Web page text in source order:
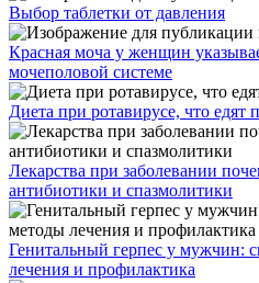
Выбор таблетки от давления
Красная моча у женщин
мочеполовой системе
Диета при ротавирусе, что едят
Лекарства при заболевании
антибиотики и спазмолитики
Генитальный герпес у мужчин:
лечения и профилактика